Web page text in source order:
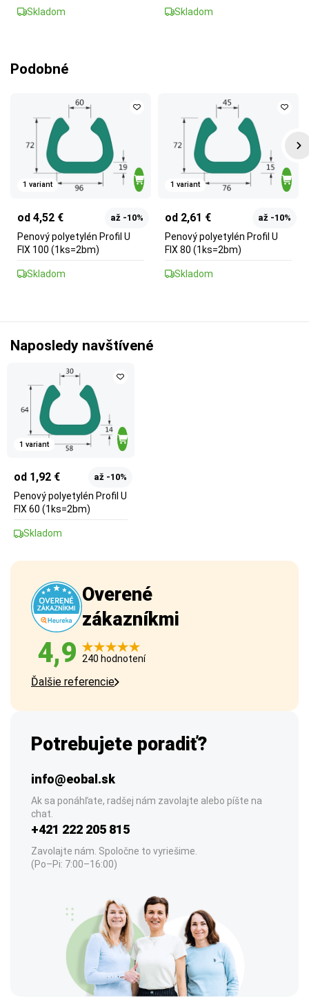
Skladom Skladom
Podobné
1 variant
od 4,52 € až -10%
Penový polyetylén Profil U
FIX 100 (1ks=2bm)
Skladom
1 variant
od 2,61 € až -10%
Penový polyetylén Profil U
FIX 80 (1ks=2bm)
Skladom
Naposledy navštívené
1 variant
od 1,92 € až -10%
Penový polyetylén Profil U
FIX 60 (1ks=2bm)
Skladom
Overené
zákazníkmi
4,9 240 hodnotení
Ďalšie referencie
Potrebujete poradiť?
info@eobal.sk
Ak sa ponáhľate, radšej nám zavolajte alebo píšte na
chat.
+421 222 205 815
Zavolajte nám. Spoločne to vyriešime.
(Po–Pi: 7:00–16:00)